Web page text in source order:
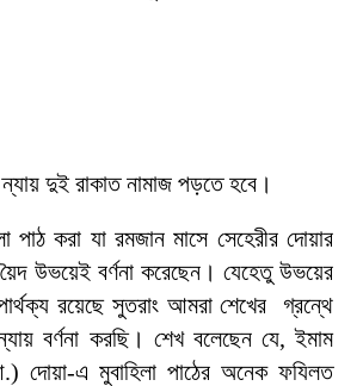
ন্যায় দুই রাকাত নামাজ পড়তে হবে।
পাঠ করা যা রমজান মাসে সেহেরীর দোয়ার
উভয়েই বর্ণনা করেছেন। যেহেতু উভয়ের
রয়েছে সুতরাং আমরা শেখের গ্রন্থে
বর্ণনা করছি। শেখ বলেছেন যে, ইমাম
দোয়া-এ মুবাহিলা পাঠের অনেক ফযিলত